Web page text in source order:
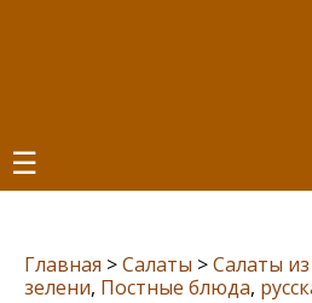
☰
Главная >Салаты >Салаты
зелени, Постные блюда,